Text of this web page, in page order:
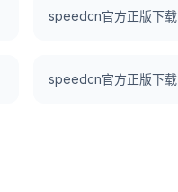
speedcn官方正版下载